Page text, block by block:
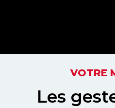
VOTRE
Les